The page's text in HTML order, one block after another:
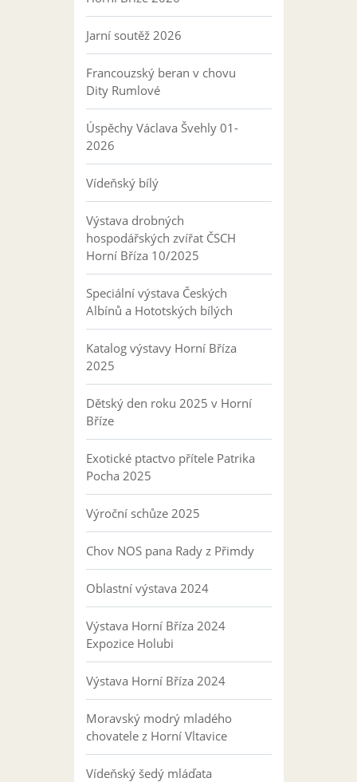
Jarní soutěž 2026
Francouzský beran v chovu
Dity Rumlové
Úspěchy Václava Švehly 01-
2026
Vídeňský bílý
Výstava drobných
hospodářských zvířat ČSCH
Horní Bříza 10/2025
Speciální výstava Českých
Albínů a Hototských bílých
Katalog výstavy Horní Bříza
2025
Dětský den roku 2025 v Horní
Bříze
Exotické ptactvo přítele Patrika
Pocha 2025
Výroční schůze 2025
Chov NOS pana Rady z Přimdy
Oblastní výstava 2024
Výstava Horní Bříza 2024
Expozice Holubi
Výstava Horní Bříza 2024
Moravský modrý mladého
chovatele z Horní Vltavice
Vídeňský šedý mláďata